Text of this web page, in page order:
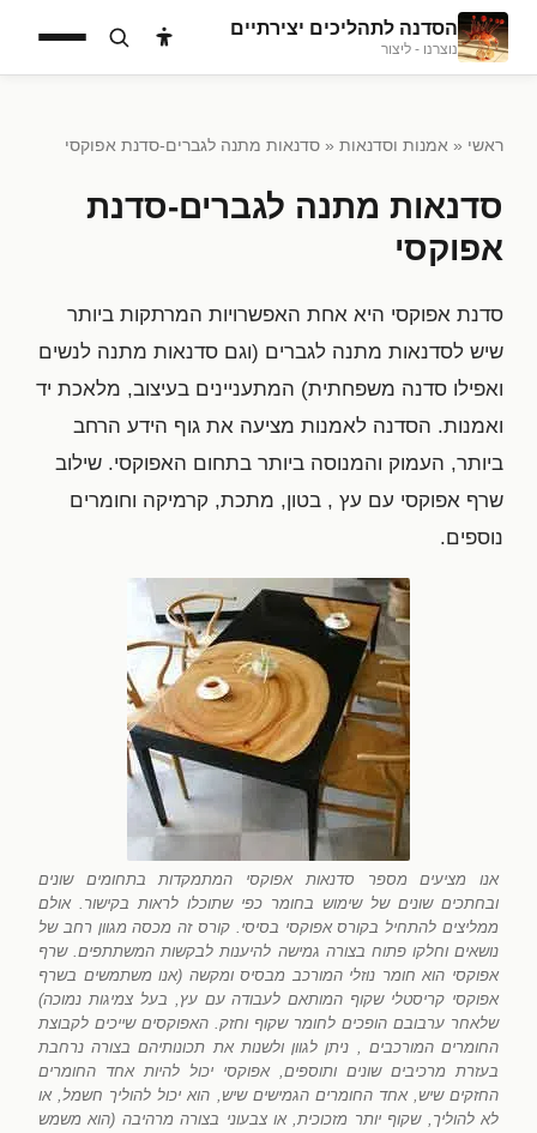
הסדנה לתהליכים יצירתיים
נוצרנו - ליצור
ראשי « אמנות וסדנאות « סדנאות מתנה לגברים-סדנת אפוקסי
סדנאות מתנה לגברים-סדנת
אפוקסי
סדנת אפוקסי היא אחת האפשרויות המרתקות ביותר
שיש לסדנאות מתנה לגברים (וגם סדנאות מתנה לנשים
ואפילו סדנה משפחתית) המתעניינים בעיצוב, מלאכת יד
ואמנות. הסדנה לאמנות מציעה את גוף הידע הרחב
ביותר, העמוק והמנוסה ביותר בתחום האפוקסי. שילוב
שרף אפוקסי עם עץ , בטון, מתכת, קרמיקה וחומרים
נוספים.
אנו מציעים מספר סדנאות אפוקסי המתמקדות בתחומים שונים
ובחתכים שונים של שימוש בחומר כפי שתוכלו לראות בקישור. אולם
ממליצים להתחיל בקורס אפוקסי בסיסי. קורס זה מכסה מגוון רחב של
נושאים וחלקו פתוח בצורה גמישה להיענות לבקשות המשתתפים. שרף
אפוקסי הוא חומר נוזלי המורכב מבסיס ומקשה (אנו משתמשים בשרף
אפוקסי קריסטלי שקוף המותאם לעבודה עם עץ, בעל צמיגות נמוכה)
שלאחר ערבובם הופכים לחומר שקוף וחזק. האפוקסים שייכים לקבוצת
החומרים המורכבים , ניתן לגוון ולשנות את תכונותיהם בצורה נרחבת
בעזרת מרכיבים שונים ותוספים, אפוקסי יכול להיות אחד החומרים
החזקים שיש, אחד החומרים הגמישים שיש, הוא יכול להוליך חשמל, או
לא להוליך, שקוף יותר מזכוכית, או צבעוני בצורה מרהיבה (הוא משמש